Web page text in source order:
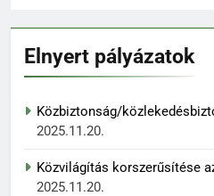
Elnyert pályázatok
Közbiztonság/
2025.11.20.
Közvilágítás korszerűsítése
2025.11.20.